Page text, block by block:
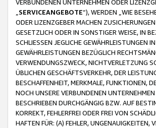
VERBUNDENEN UNTERNEHMEN ODER
SERVICEANGEBOTE“), WERDEN „WIE
ODER LIZENZGEBER MACHEN
GESETZLICH ODER IN SONSTIGER WEISE, IN
SCHLIESSEN JEGLICHE GEWÄHRLEISTUNGEN
GEWÄHRLEISTUNGEN BEZÜGLICH
VERWENDUNGSZWECK, NICHTVERLETZUNG
ÜBLICHEN GESCHÄFTSVERKEHR, DER
BESCHAFFENHEIT, MERKMALE, FUNKTIONEN,
NOCH UNSERE VERBUNDENEN
BESCHRIEBEN DURCHGÄNGIG BZW. AUF
KORREKT, FEHLERFREI ODER FREI VON
HAFTEN FÜR: (A) FEHLER, UNGENAUIGKEITEN,